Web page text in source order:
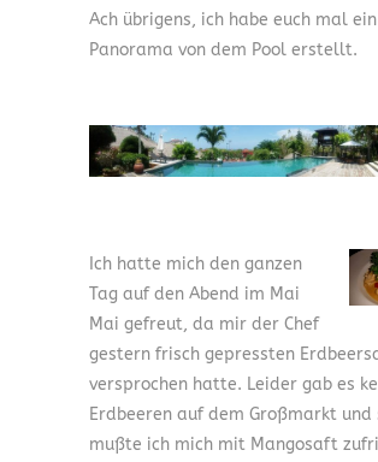
Ach übrigens, ich habe euch mal ein
Panorama von dem Pool erstellt.
Ich hatte mich den ganzen
Tag auf den Abend im Mai
Mai gefreut, da mir der Chef
gestern frisch gepressten
versprochen hatte. Leider gab es
Erdbeeren auf dem Großmarkt
mußte ich mich mit Mangosaft